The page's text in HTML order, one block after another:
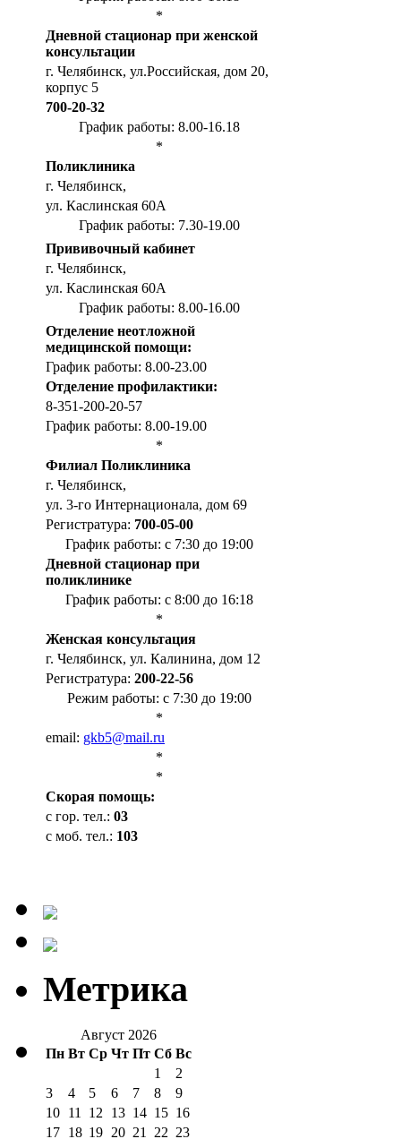
*
Дневной стационар при женской
консультации
г. Челябинск, ул.Российская, дом 20,
корпус 5
700-20-32
График работы: 8.00-16.18
*
Поликлиника
г. Челябинск,
ул. Каслинская 60А
График работы: 7.30-19.00
Прививочный кабинет
г. Челябинск,
ул. Каслинская 60А
График работы: 8.00-16.00
Отделение неотложной
медицинской помощи:
График работы: 8.00-23.00
Отделение профилактики:
8-351-200-20-57
График работы: 8.00-19.00
*
Филиал Поликлиника
г. Челябинск,
ул. 3-го Интернационала, дом 69
Регистратура: 700-05-00
График работы: с 7:30 до 19:00
Дневной стационар при
поликлинике
График работы: с 8:00 до 16:18
*
Женская консультация
г. Челябинск, ул. Калинина, дом 12
Регистратура: 200-22-56
Режим работы: с 7:30 до 19:00
*
email: gkb5@mail.ru
*
*
Cкорая помощь:
с гор. тел.: 03
с моб. тел.: 103
Метрика
Август 2026
Пн Вт Ср Чт Пт Сб Вс
1
2
3
4 5 6 7 8
9
10 11 12 13 14 15 16
17 18 19 20 21 22 23